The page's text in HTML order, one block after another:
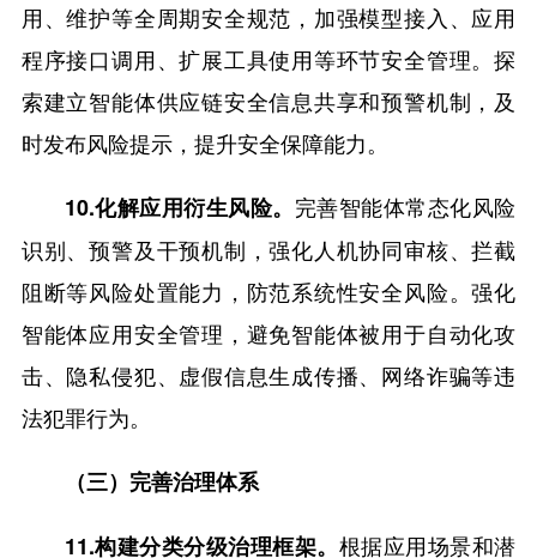
用、维护等全周期安全规范，加强模型接入、应用
程序接口调用、扩展工具使用等环节安全管理。探
索建立智能体供应链安全信息共享和预警机制，及
时发布风险提示，提升安全保障能力。
10.化解应用衍生风险。 完善智能体常态化风险
识别、预警及干预机制，强化人机协同审核、拦截
阻断等风险处置能力，防范系统性安全风险。强化
智能体应用安全管理，避免智能体被用于自动化攻
击、隐私侵犯、虚假信息生成传播、网络诈骗等违
法犯罪行为。
（三）完善治理体系
11.构建分类分级治理框架。 根据应用场景和潜